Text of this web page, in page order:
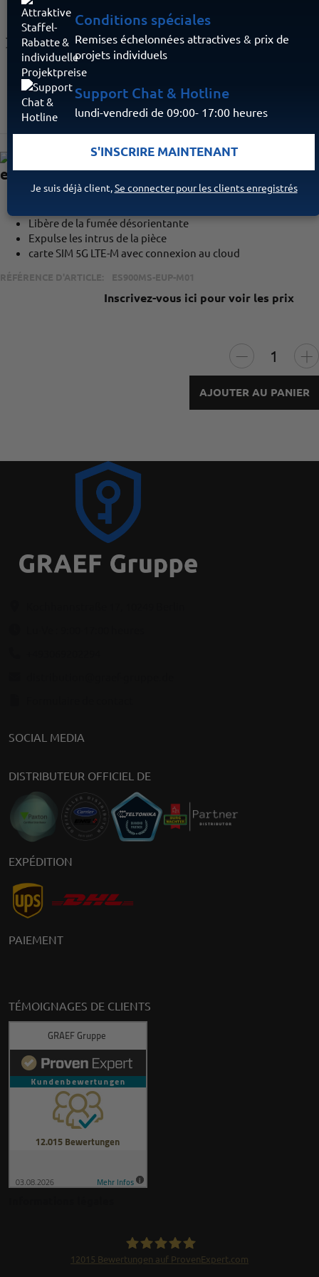
Connu de:
essence - MyShield
Libère de la fumée désorientante
Expulse les intrus de la pièce
carte SIM 5G LTE-M avec connexion au cloud
RÉFÉRENCE D'ARTICLE: ES900MS-EUP-M01
Inscrivez-vous ici pour voir les prix
AJOUTER AU PANIER
SOCIAL MEDIA
DISTRIBUTEUR OFFICIEL DE
EXPÉDITION
PAIEMENT
TÉMOIGNAGES DE CLIENTS
12015 Bewertungen auf ProvenExpert.com
Conditions spéciales
Remises échelonnées attractives & prix de
projets individuels
Support Chat & Hotline
lundi-vendredi de 09:00- 17:00 heures
S'INSCRIRE MAINTENANT
Je suis déjà client,Se connecter pour les clients enregistrés